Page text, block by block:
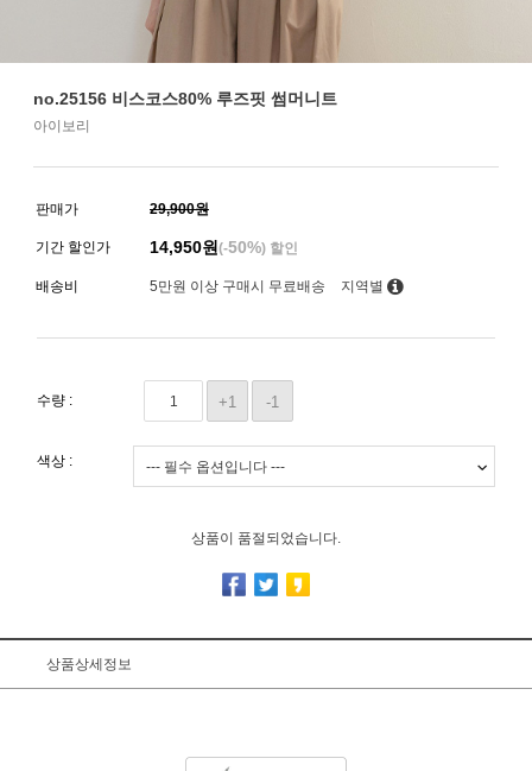
no.25156 비스코스80% 루즈핏 썸머니트
아이보리
판매가 29,900원
기간 할인가 14,950원 (-50%) 할인
배송비 5만원 이상 구매시 무료배송 지역별
수량 : +1 -1
색상 :
상품이 품절되었습니다.
상품상세정보